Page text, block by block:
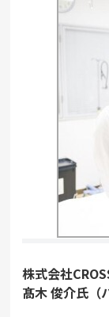
株式会社
髙木 俊介氏（